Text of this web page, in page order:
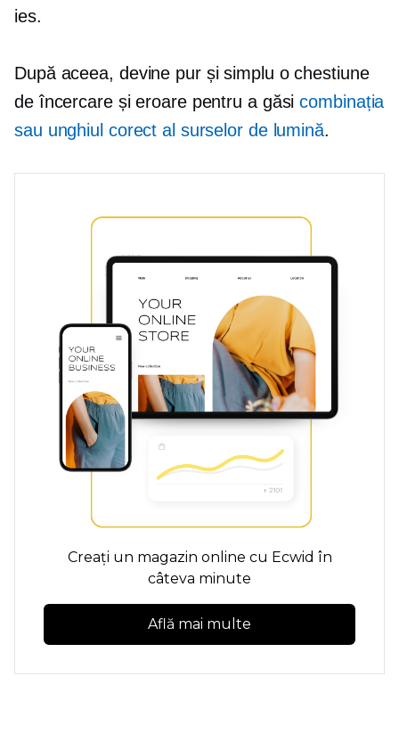
ies.
După aceea, devine pur și simplu o chestiune
de încercare și eroare pentru a găsicombinația
sau unghiul corect al surselor de lumină.
Creați un magazin online cu Ecwid în
câteva minute
Află mai multe